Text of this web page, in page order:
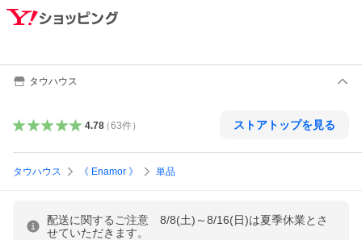
タウハウス
4.78（63件） ストアトップを見る
タウハウス 《 Enamor 》 単品
配送に関するご注意 8/8(土)～8/16(日)は夏季休業とさ
せていただきます。